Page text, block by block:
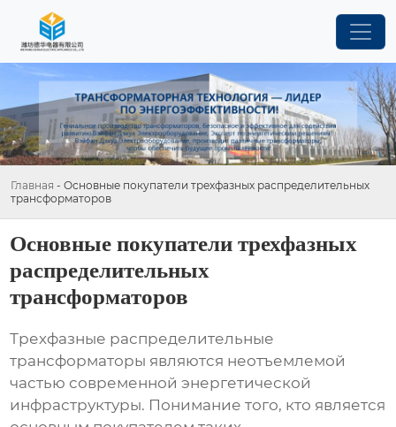
Главная - Основные покупатели трехфазных распределительных
трансформаторов
Основные покупатели трехфазных
распределительных
трансформаторов
Трехфазные распределительные
трансформаторы являются неотъемлемой
частью современной энергетической
инфраструктуры. Понимание того, кто является